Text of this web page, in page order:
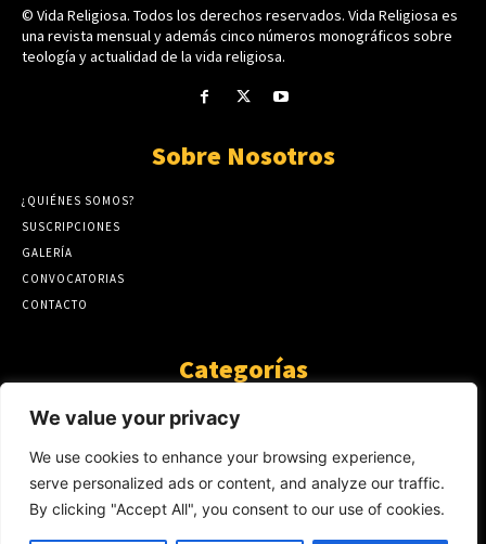
We value your privacy
We use cookies to enhance your browsing experience,
serve personalized ads or content, and analyze our traffic.
By clicking "Accept All", you consent to our use of cookies.
© Vida Religiosa. Todos los derechos reservados. Vida Religiosa es
una revista mensual y además cinco números monográficos sobre
teología y actualidad de la vida religiosa.
Sobre Nosotros
¿QUIÉNES SOMOS?
SUSCRIPCIONES
GALERÍA
CONVOCATORIAS
CONTACTO
Categorías
ARTÍCULOS
GUANTE DE SEDA
AL CALOR DE LA PALABRA
Y YO QUE SÉ
423
NOTICIAS
234
SIN CATEGORÍA
174